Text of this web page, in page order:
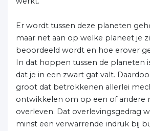
Er wordt tussen deze planeten
maar net aan op welke planeet je
beoordeeld wordt en hoe erover
In dat hoppen tussen de planeten
dat je in een zwart gat valt.
groot dat betrokkenen allerlei
ontwikkelen om op een of andere
overleven. Dat overlevingsgedrag
minst een verwarrende indruk bij